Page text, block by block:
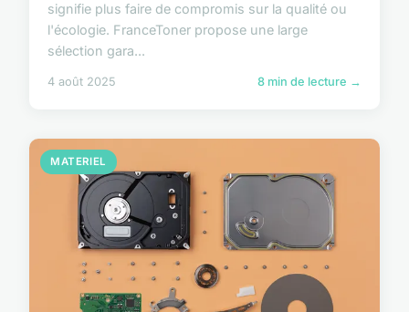
signifie plus faire de compromis sur la qualité ou
l'écologie. FranceToner propose une large
sélection gara...
4 août 2025 8 min de lecture →
MATERIEL